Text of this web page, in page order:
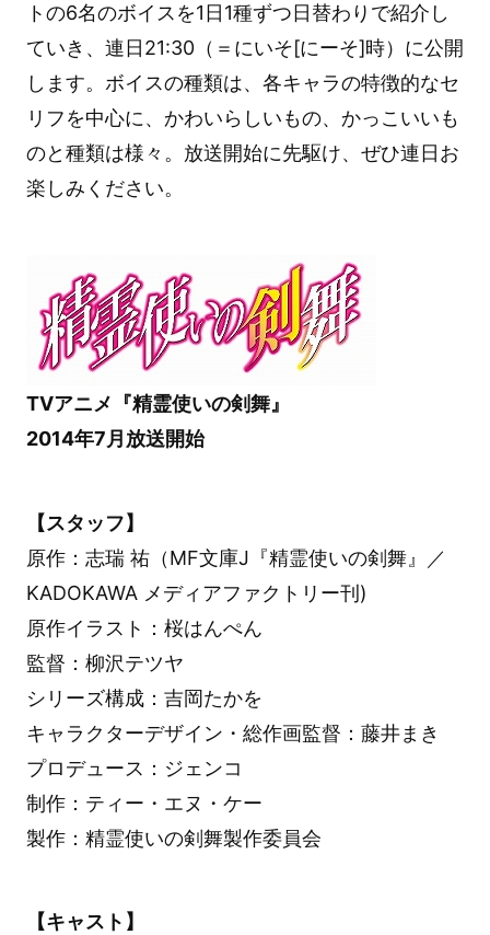
トの6名のボイスを1日1種ずつ日替わりで紹介し
ていき、連日21:30（＝にいそ[にーそ]時）に公開
します。ボイスの種類は、各キャラの特徴的なセ
リフを中心に、かわいらしいもの、かっこいいも
のと種類は様々。放送開始に先駆け、ぜひ連日お
楽しみください。
TVアニメ『精霊使いの剣舞』
2014年7月放送開始
【スタッフ】
原作：志瑞 祐（MF文庫J『精霊使いの剣舞』／
KADOKAWA メディアファクトリー刊)
原作イラスト：桜はんぺん
監督：柳沢テツヤ
シリーズ構成：吉岡たかを
キャラクターデザイン・総作画監督：藤井まき
プロデュース：ジェンコ
制作：ティー・エヌ・ケー
製作：精霊使いの剣舞製作委員会
【キャスト】